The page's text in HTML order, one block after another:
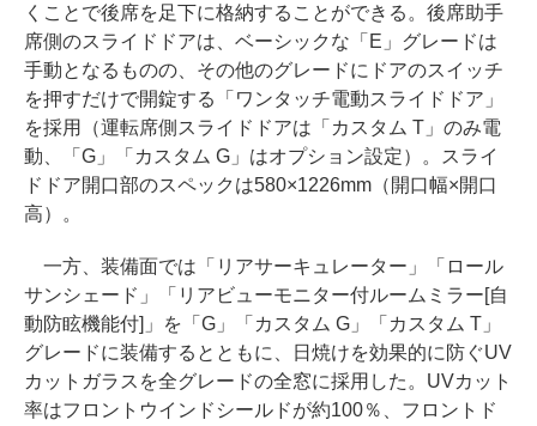
くことで後席を足下に格納することができる。後席助手
席側のスライドドアは、ベーシックな「E」グレードは
手動となるものの、その他のグレードにドアのスイッチ
を押すだけで開錠する「ワンタッチ電動スライドドア」
を採用（運転席側スライドドアは「カスタム T」のみ電
動、「G」「カスタム G」はオプション設定）。スライ
ドドア開口部のスペックは580×1226mm（開口幅×開口
高）。
一方、装備面では「リアサーキュレーター」「ロール
サンシェード」「リアビューモニター付ルームミラー[自
動防眩機能付]」を「G」「カスタム G」「カスタム T」
グレードに装備するとともに、日焼けを効果的に防ぐUV
カットガラスを全グレードの全窓に採用した。UVカット
率はフロントウインドシールドが約100％、フロントド